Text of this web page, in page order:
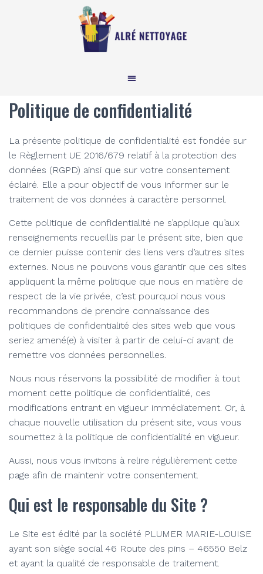
Politique de confidentialité
La présente politique de confidentialité est fondée sur
le Règlement UE 2016/679 relatif à la protection des
données (RGPD) ainsi que sur votre consentement
éclairé. Elle a pour objectif de vous informer sur le
traitement de vos données à caractère personnel.
Cette politique de confidentialité ne s’applique qu’aux
renseignements recueillis par le présent site, bien que
ce dernier puisse contenir des liens vers d’autres sites
externes. Nous ne pouvons vous garantir que ces sites
appliquent la même politique que nous en matière de
respect de la vie privée, c’est pourquoi nous vous
recommandons de prendre connaissance des
politiques de confidentialité des sites web que vous
seriez amené(e) à visiter à partir de celui-ci avant de
remettre vos données personnelles.
Nous nous réservons la possibilité de modifier à tout
moment cette politique de confidentialité, ces
modifications entrant en vigueur immédiatement. Or, à
chaque nouvelle utilisation du présent site, vous vous
soumettez à la politique de confidentialité en vigueur.
Aussi, nous vous invitons à relire régulièrement cette
page afin de maintenir votre consentement.
Qui est le responsable du Site ?
Le Site est édité par la société PLUMER MARIE-LOUISE
ayant son siège social 46 Route des pins – 46550 Belz
et ayant la qualité de responsable de traitement.